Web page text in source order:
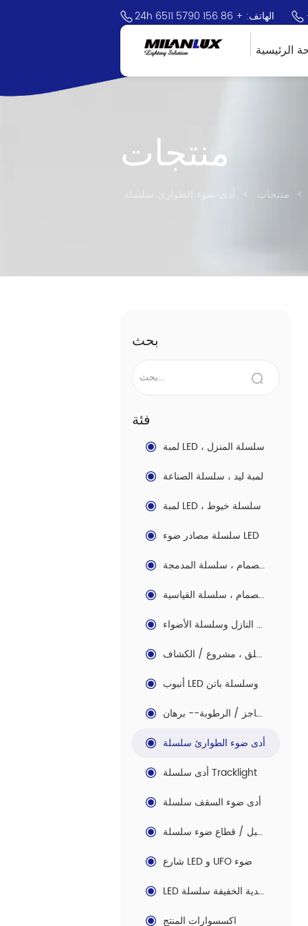
24h الهاتف: + 86 156 5790 6511
الرئيسية
منتجات
> منتجات > أدى ضوء الطوارئ سلسلة
بحث
فئة
لمبة LED ، سلسلة المنزل
لمبة ليد ، سلسلة الصناعة
لمبة LED ، سلسلة خيوط
سلسلة مصادر ضوء LED
لوحة الصمام ، سلسلة المدمجة
لوحة الصمام ، سلسلة القياسية
الصمام النازل وسلسلة الأضواء
الصمام في الهواء الطلق ، مشروع / الكشاف
أنبوب LED وسلسلة باتن
ليد الحاجز / الرطوبة-- برهان
أدى ضوء الطوارئ سلسلة
أدى سلسلة Tracklight
أدى ضوء السقف سلسلة
أدى حبل / قطاع ضوء سلسلة
شارع LED و UFO ضوء
LED التقليدية الخفيفة سلسلة
اكسسوارات المنتج